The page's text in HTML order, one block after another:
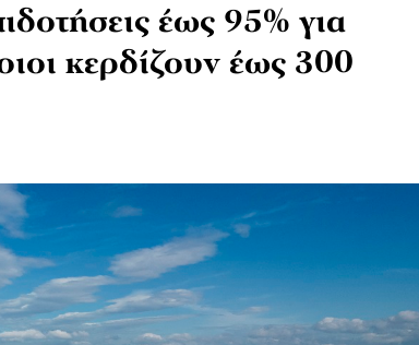
έως 95% για
κερδίζουν έως 300